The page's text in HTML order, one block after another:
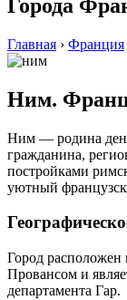
Города
Главная › Франция
Ним.
Ним — родина
гражданина,
постройками
уютный
Город
Провансом и
департамента Гар.